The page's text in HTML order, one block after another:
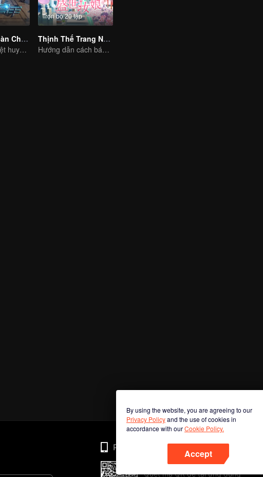
Hoạt Hình Toàn Chức Cao Thủ
Mười năm nhiệt huyết viết nên huy hoàng của game thể thao điện tử
Trọn bộ 20 tập
Thịnh Thế Trang Nương
Hướng dẫn cách bán hàng "đa cấp" xuyên không gian
By using the website, you are agreeing to our
Privacy Policyand the use of cookies in
accordance with ourCookie Policy.
Accept
Phone
Quét mã QR để tải ứng dụng